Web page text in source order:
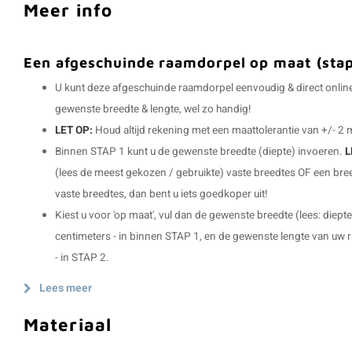
Meer info
Een afgeschuinde raamdorpel op maat
U kunt deze afgeschuinde raamdorpel eenvoudig & direct
gewenste breedte & lengte, wel zo handig!
LET OP: Houd altijd rekening met een maattolerantie van +/- 2
Binnen STAP 1 kunt u de gewenste breedte (diepte) invoeren.
(lees de meest gekozen / gebruikte) vaste breedtes OF een
vaste breedtes, dan bent u iets goedkoper uit!
Kiest u voor 'op maat', vul dan de gewenste breedte (lees:
centimeters - in binnen STAP 1, en de gewenste lengte van
- in STAP 2.
Lees meer
Materiaal